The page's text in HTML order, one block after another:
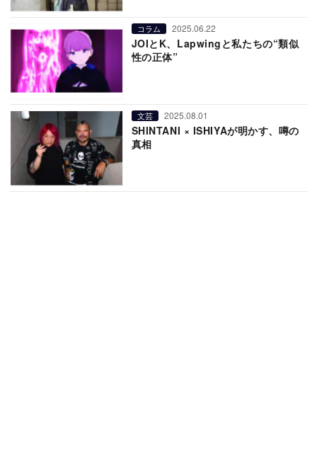
コラム 2025.06.22
JOIとK、Lapwingと私たちの“類似
性の正体”
文芸 2025.08.01
SHINTANI × ISHIYAが明かす、噂の
真相